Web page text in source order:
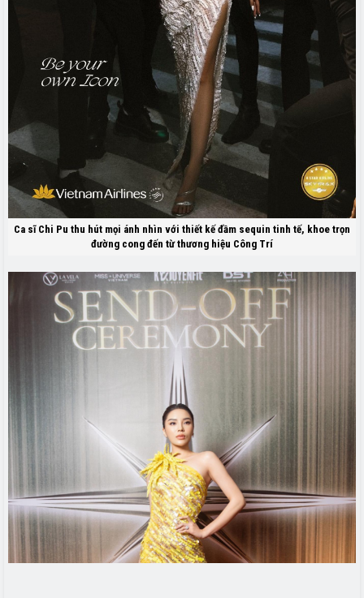
Ca sĩ Chi Pu thu hút mọi ánh nhìn với thiết kế đầm sequin tinh tế, khoe trọn
đường cong đến từ thương hiệu Công Trí